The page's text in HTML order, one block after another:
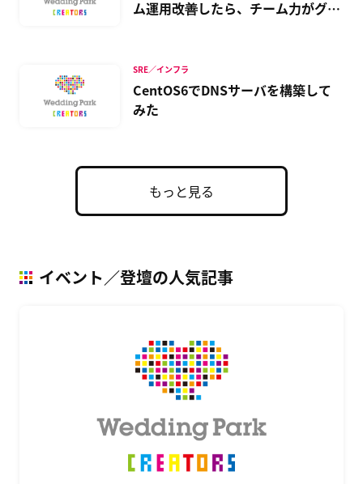
ム運用改善したら、チーム力がグン
CentOS6でDNSサーバを構築して
みた
SRE／インフラ
もっと見る
イベント／登壇の人気記事